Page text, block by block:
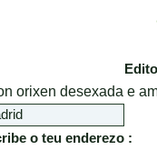
orixen desexada e
o teu enderezo :